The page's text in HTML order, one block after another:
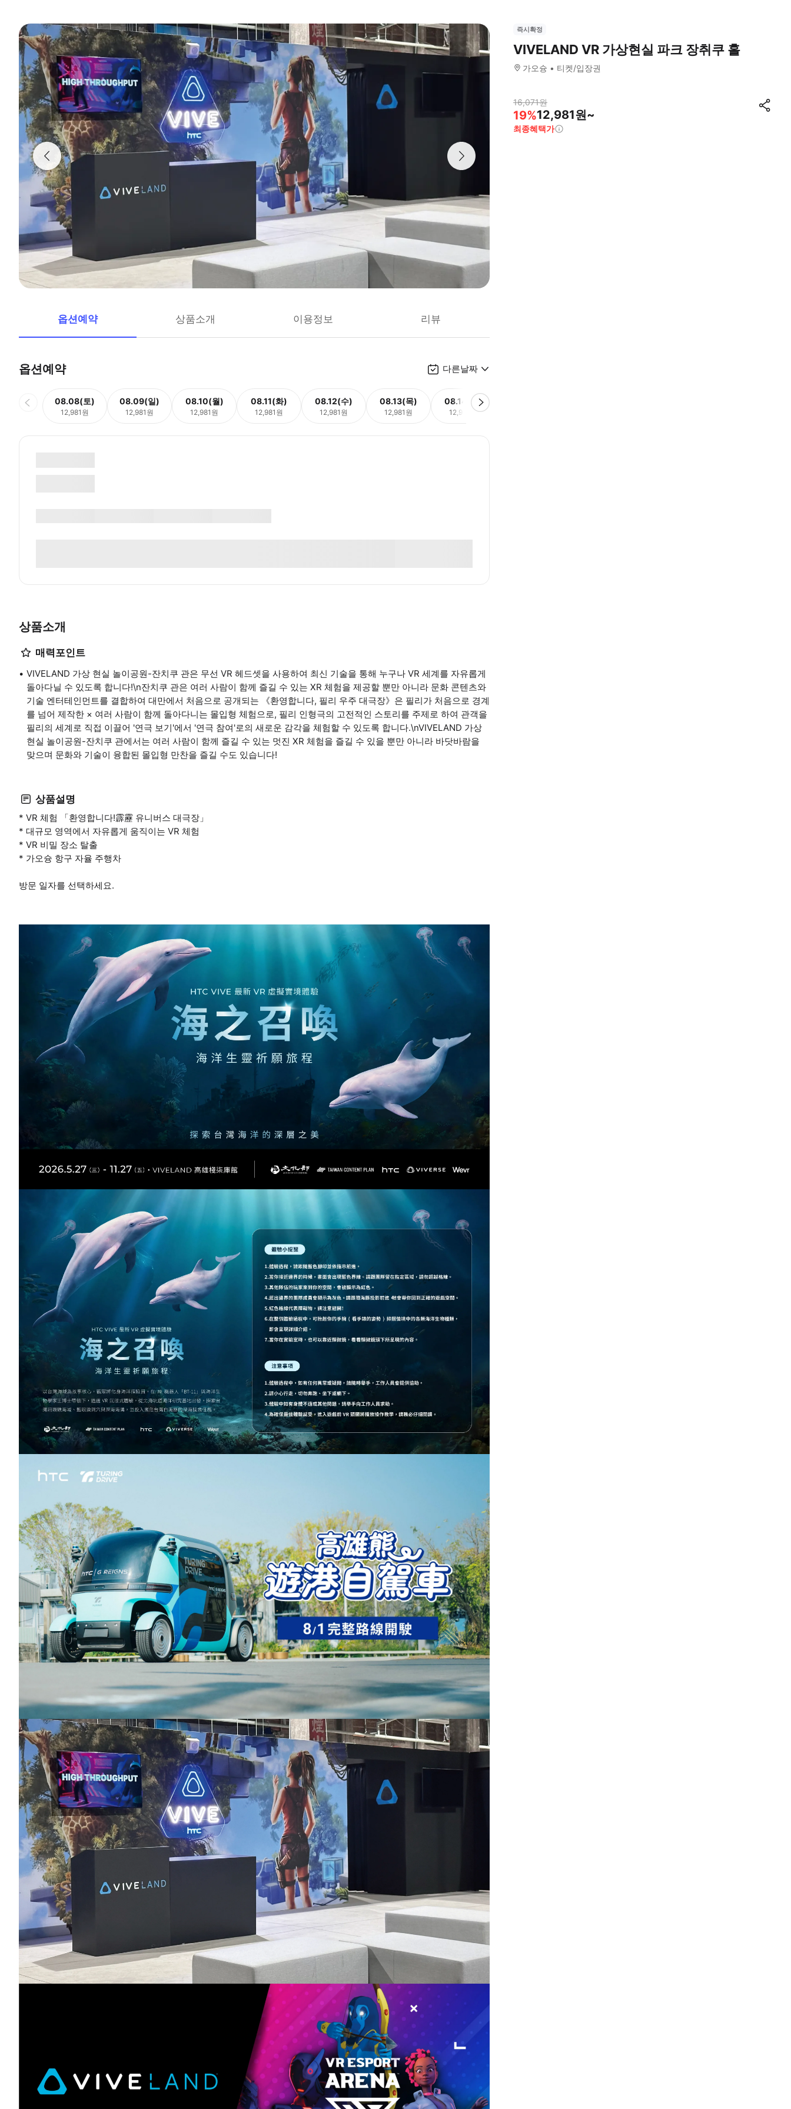
옵션예약 상품소개 이용정보 리뷰
옵션예약 다른날짜
08.08(토)
12,981원
08.09(일)
12,981원
08.10(월)
12,981원
08.11(화)
12,981원
08.12(수)
12,981원
08.13(목)
12,981원
08.14(금)
12,981원
상품소개
매력포인트
VIVELAND 가상 현실 놀이공원-잔치쿠 관은 무선 VR 헤드셋을 사용하여 최신 기술을 통해 누구나 VR 세계를 자유롭게
돌아다닐 수 있도록 합니다!\n잔치쿠 관은 여러 사람이 함께 즐길 수 있는 XR 체험을 제공할 뿐만 아니라 문화 콘텐츠와
기술 엔터테인먼트를 결합하여 대만에서 처음으로 공개되는 《환영합니다, 필리 우주 대극장》은 필리가 처음으로 경계
를 넘어 제작한 × 여러 사람이 함께 돌아다니는 몰입형 체험으로, 필리 인형극의 고전적인 스토리를 주제로 하여 관객을
필리의 세계로 직접 이끌어 '연극 보기'에서 '연극 참여'로의 새로운 감각을 체험할 수 있도록 합니다.\nVIVELAND 가상
현실 놀이공원-잔치쿠 관에서는 여러 사람이 함께 즐길 수 있는 멋진 XR 체험을 즐길 수 있을 뿐만 아니라 바닷바람을
맞으며 문화와 기술이 융합된 몰입형 만찬을 즐길 수도 있습니다!
상품설명
* VR 체험 「환영합니다!霹靂 유니버스 대극장」
* 대규모 영역에서 자유롭게 움직이는 VR 체험
* VR 비밀 장소 탈출
* 가오슝 항구 자율 주행차
방문 일자를 선택하세요.
즉시확정
VIVELAND VR 가상현실 파크 장취쿠 홀
가오슝 티켓/입장권
16,071원
19%12,981원~
최종혜택가